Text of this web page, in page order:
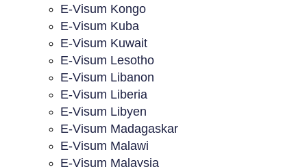
E-Visum Kongo
E-Visum Kuba
E-Visum Kuwait
E-Visum Lesotho
E-Visum Libanon
E-Visum Liberia
E-Visum Libyen
E-Visum Madagaskar
E-Visum Malawi
E-Visum Malaysia